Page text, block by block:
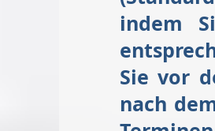
indem
Sie vor
nach